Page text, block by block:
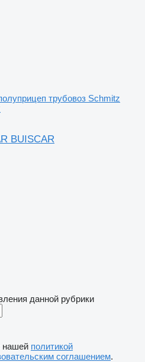
трубовоз Schmitz
BUISCAR
данной рубрики
нашей политикой
соглашением.